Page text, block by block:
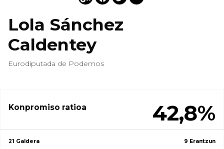
Lola Sánchez
Caldentey
Eurodiputada de Podemos
Konpromiso ratioa 42,8%
21 Galdera 9 Erantzun